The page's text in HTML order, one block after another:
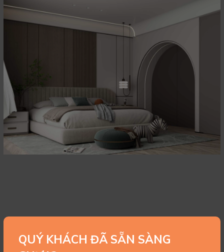
QUÝ KHÁCH ĐÃ SẴN SÀNG